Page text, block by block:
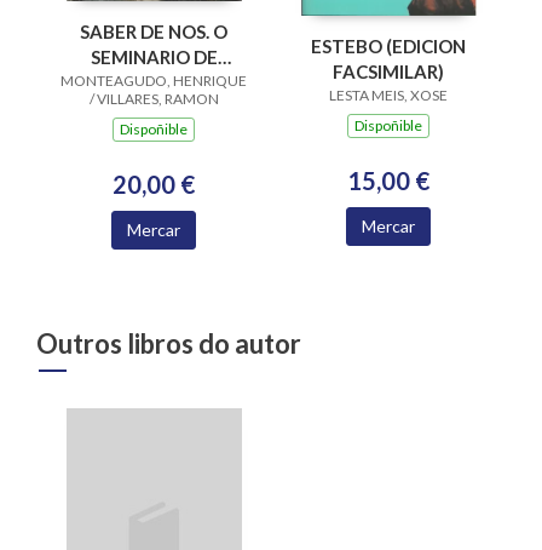
SABER DE NOS. O
SEMINARIO DE
ESTUDOS GALEGOS
MONTEAGUDO, HENRIQUE
/ VILLARES, RAMON
Dispoñible
20,00 €
Mercar
ESTEBO (EDICION
FACSIMILAR)
LESTA MEIS, XOSE
Dispoñible
15,00 €
Mercar
Outros libros do autor